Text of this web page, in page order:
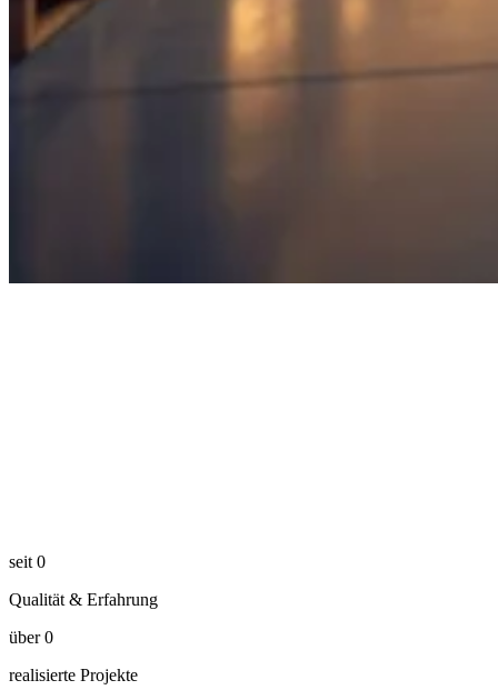
seit 0
Qualität & Erfahrung
über 0
realisierte Projekte